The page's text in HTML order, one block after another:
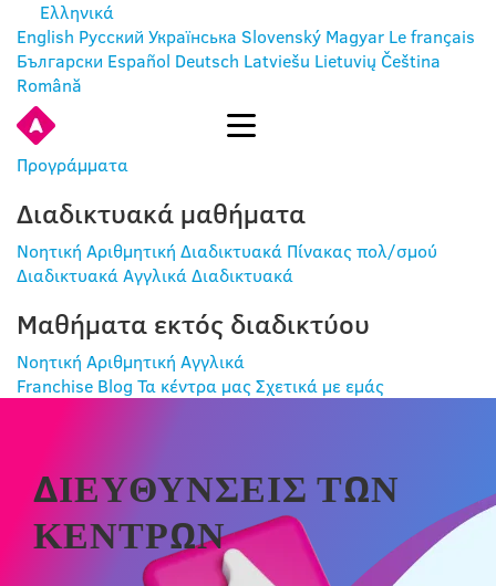
Ελληνικά
English Русский Українська Slovenský Magyar Le français
Български Español Deutsch Latviešu Lietuvių Čeština
Română
Προγράμματα
Διαδικτυακά μαθήματα
Νοητική Αριθμητική Διαδικτυακά Πίνακας πολ/σμού
ΔιαδικτυακάΑγγλικά Διαδικτυακά
Μαθήματα εκτός διαδικτύου
Νοητική Αριθμητική Αγγλικά
Franchise Blog Τα κέντρα μαςΣχετικά με εμάς
ΔΙΕΥΘΎΝΣΕΙΣ ΤΩΝ
ΚΈΝΤΡΩΝ